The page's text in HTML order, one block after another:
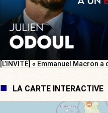
[L’INVITÉ] « Emmanuel Macron
LA CARTE INTERACTIVE